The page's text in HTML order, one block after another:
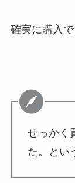
確実に購入
せっかく
た。とい